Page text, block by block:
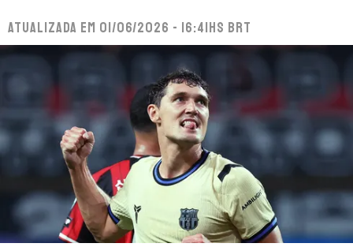
Atualizada em 01/06/2026 - 16:41hs BRT